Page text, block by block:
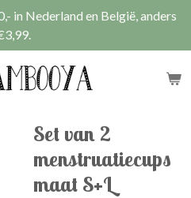
in Nederland en België, anders
Set van 2
menstruatiecups
maat S+L